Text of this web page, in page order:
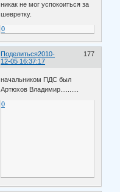
никак не мог успокоиться за
шевретку.
0
Поделиться 177
2010-
12-05 16:37:17
начальником ПДС был
Артюхов Владимир..........
0